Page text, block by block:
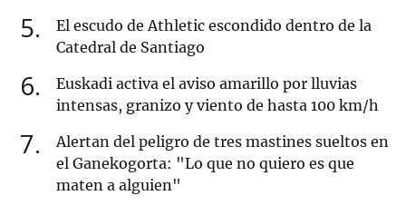
5
El escudo de Athletic escondido dentro de la
Catedral de Santiago
6
Euskadi activa el aviso amarillo por lluvias
intensas, granizo y viento de hasta 100 km/h
7
Alertan del peligro de tres mastines sueltos en
el Ganekogorta: "Lo que no quiero es que
maten a alguien"